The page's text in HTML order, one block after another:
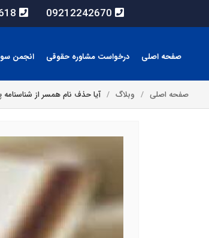
09212242670
صفحه اصلی درخواست مشاوره حقوقی انجمن
صفحه اصلی وبلاگ آیا حذف نام همسر از